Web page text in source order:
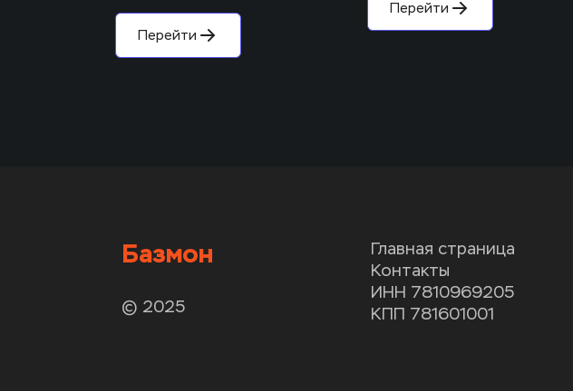
Перейти
Перейти
Базмон
Главная страница
Контакты
ИНН 7810969205
КПП 781601001
© 2025